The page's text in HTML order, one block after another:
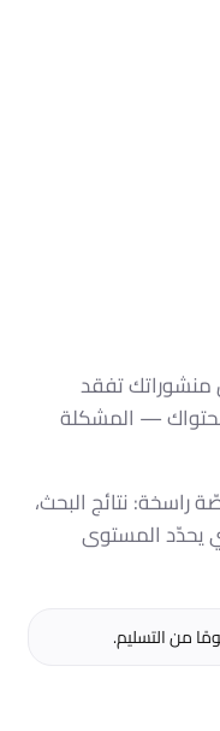
منشوراتك تفقد
— المشكلة
راسخة: نتائج البحث،
يحدّد المستوى